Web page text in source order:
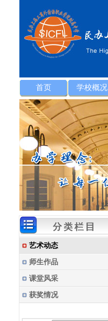
首页 学校概况
艺术动态
师生作品
课堂风采
获奖情况